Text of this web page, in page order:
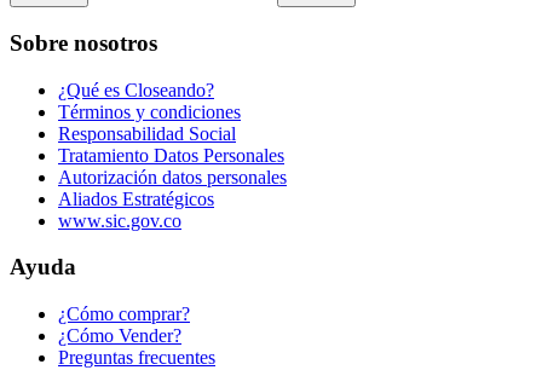
Sobre nosotros
¿Qué es Closeando?
Términos y condiciones
Responsabilidad Social
Tratamiento Datos Personales
Autorización datos personales
Aliados Estratégicos
www.sic.gov.co
Ayuda
¿Cómo comprar?
¿Cómo Vender?
Preguntas frecuentes